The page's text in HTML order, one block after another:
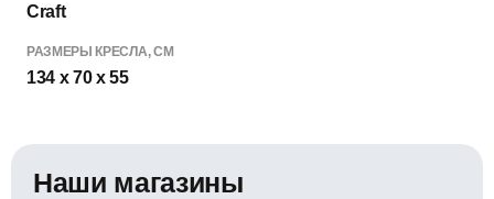
Craft
РАЗМЕРЫ КРЕСЛА, СМ
134 x 70 x 55
Наши магазины